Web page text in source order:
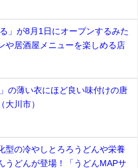
」が8月1日にオープンするみた
や居酒屋メニューを楽しめる店
の薄い衣にほど良い味付けの唐
大川市）
型の冷やしとろろうどんや栄養
うどんが登場！「うどんMAPサ